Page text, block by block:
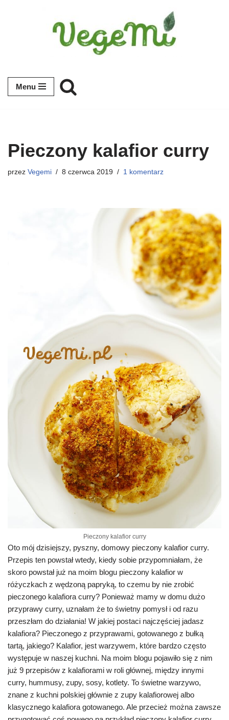
Menu
Pieczony kalafior curry
przez Vegemi 8 czerwca 2019 1 komentarz
Pieczony kalafior curry
Oto mój dzisiejszy, pyszny, domowy pieczony kalafior curry.
Przepis ten powstał wtedy, kiedy sobie przypomniałam, że
skoro powstał już na moim blogu pieczony kalafior w
różyczkach z wędzoną papryką, to czemu by nie zrobić
pieczonego kalafiora curry? Ponieważ mamy w domu dużo
przyprawy curry, uznałam że to świetny pomysł i od razu
przeszłam do działania! W jakiej postaci najczęściej jadasz
kalafiora? Pieczonego z przyprawami, gotowanego z bułką
tartą, jakiego? Kalafior, jest warzywem, które bardzo często
występuje w naszej kuchni. Na moim blogu pojawiło się z nim
już 9 przepisów z kalafiorami w roli głównej, między innymi
curry, hummusy, zupy, sosy, kotlety. To świetne warzywo,
znane z kuchni polskiej głównie z zupy kalafiorowej albo
klasycznego kalafiora gotowanego. Ale przecież można zawsze